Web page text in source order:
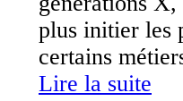
plus initier les
certains
Lire la suite